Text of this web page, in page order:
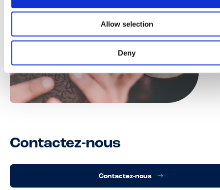
Allow selection
Deny
Contactez-nous
Contactez-nous